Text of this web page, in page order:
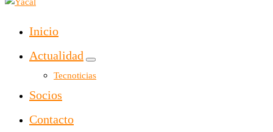
Yacal micro hosting
Inicio
Actualidad
Tecnoticias
Socios
Contacto